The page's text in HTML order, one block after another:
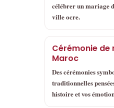
célébrer un mariage
ville ocre.
Cérémonie de
Maroc
Des cérémonies
traditionnelles
histoire et vos